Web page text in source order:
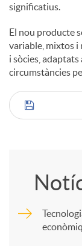
significatius.
El nou producte
variable, mixtos i
i sòcies, adaptats
circumstàncies
C
m